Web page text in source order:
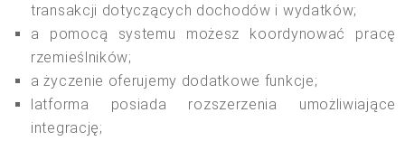
transakcji dotyczących dochodów i wydatków;
a pomocą systemu możesz koordynować pracę
rzemieślników;
a życzenie oferujemy dodatkowe funkcje;
latforma posiada rozszerzenia umożliwiające
integrację;